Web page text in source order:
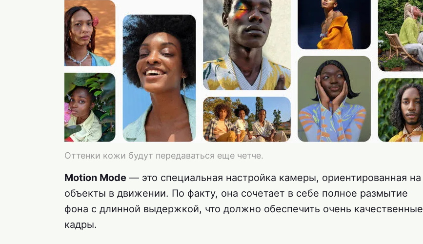
Оттенки кожи будут передаваться еще четче.
Motion Mode — это специальная настройка камеры, ориентированная на
объекты в движении. По факту, она сочетает в себе полное размытие
фона с длинной выдержкой, что должно обеспечить очень качественные
кадры.